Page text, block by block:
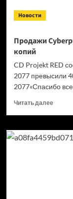
Новости
Продажи
копий
CD Projekt RED
2077 превысили
2077«Спасибо
Читать далее